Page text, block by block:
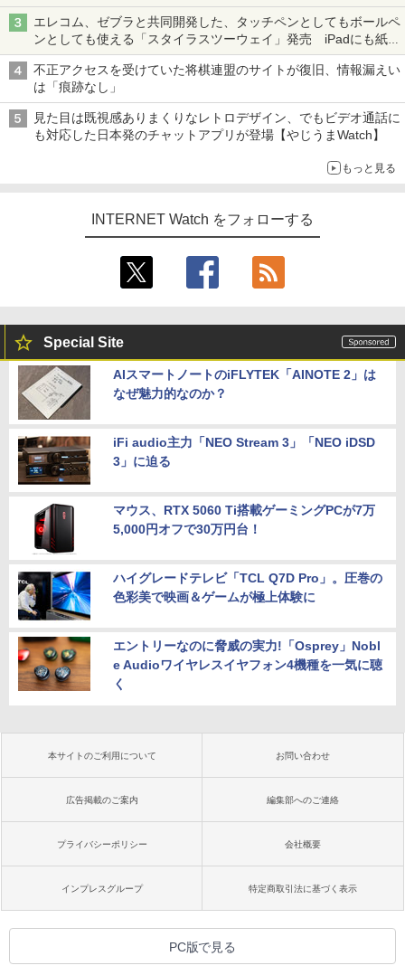
真や映像を使った投資詐欺などへの対策として
エレコム、ゼブラと共同開発した、タッチペンとしてもボールペ
ンとしても使える「スタイラスツーウェイ」発売 iPadにも紙に
も、持ち替えずに書き込める
不正アクセスを受けていた将棋連盟のサイトが復旧、情報漏えい
は「痕跡なし」
見た目は既視感ありまくりなレトロデザイン、でもビデオ通話に
も対応した日本発のチャットアプリが登場【やじうまWatch】
もっと見る
INTERNET Watch をフォローする
Special Site
AIスマートノートのiFLYTEK「AINOTE 2」は
なぜ魅力的なのか？
iFi audio主力「NEO Stream 3」「NEO iDSD
3」に迫る
マウス、RTX 5060 Ti搭載ゲーミングPCが7万
5,000円オフで30万円台！
ハイグレードテレビ「TCL Q7D Pro」。圧巻の
色彩美で映画＆ゲームが極上体験に
エントリーなのに脅威の実力!「Osprey」Nobl
e Audioワイヤレスイヤフォン4機種を一気に聴
く
本サイトのご利用について お問い合わせ
広告掲載のご案内 編集部へのご連絡
プライバシーポリシー 会社概要
インプレスグループ 特定商取引法に基づく表示
PC版で見る